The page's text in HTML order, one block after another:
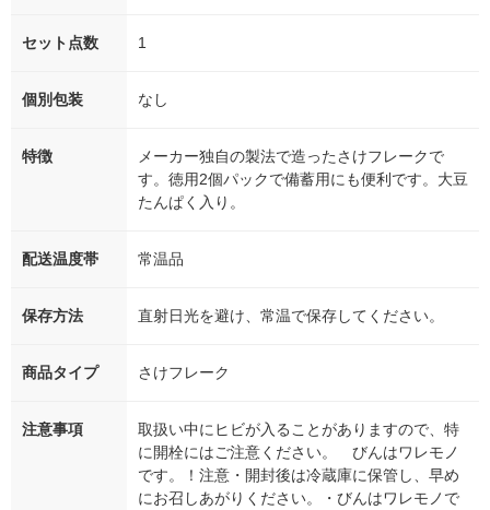
セット点数 1
個別包装 なし
特徴
メーカー独自の製法で造ったさけフレークで
す。徳用2個パックで備蓄用にも便利です。大豆
たんぱく入り。
配送温度帯 常温品
保存方法 直射日光を避け、常温で保存してください。
商品タイプ さけフレーク
注意事項
取扱い中にヒビが入ることがありますので、特
に開栓にはご注意ください。 びんはワレモノ
です。！注意・開封後は冷蔵庫に保管し、早め
にお召しあがりください。・びんはワレモノで